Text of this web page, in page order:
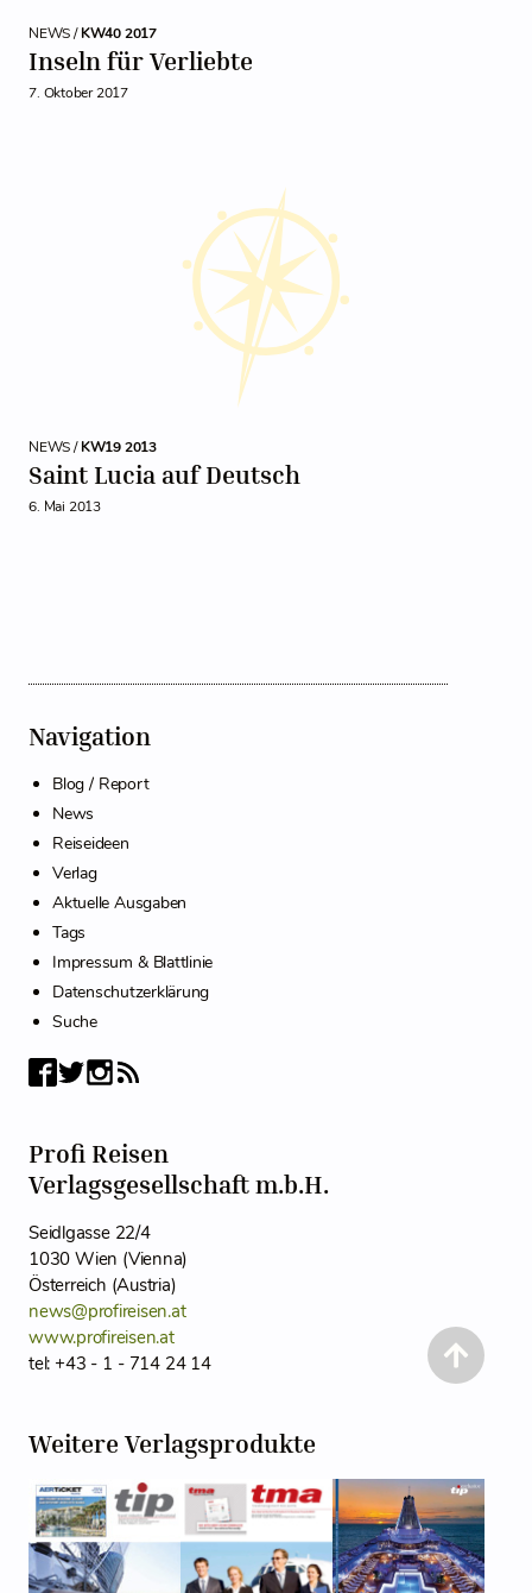
NEWS /KW40 2017
Inseln für Verliebte
7. Oktober 2017
NEWS /KW19 2013
Saint Lucia auf Deutsch
6. Mai 2013
Navigation
Blog / Report
News
Reiseideen
Verlag
Aktuelle Ausgaben
Tags
Impressum & Blattlinie
Datenschutzerklärung
Suche
Profi Reisen
Verlagsgesellschaft m.b.H.
Seidlgasse 22/4
1030 Wien (Vienna)
Österreich (Austria)
news@profireisen.at
www.profireisen.at
tel: +43 - 1 - 714 24 14
Weitere Verlagsprodukte